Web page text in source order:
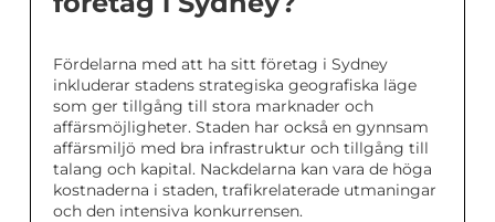
Fördelarna med att ha sitt företag i Sydney
inkluderar stadens strategiska geografiska läge
som ger tillgång till stora marknader och
affärsmöjligheter. Staden har också en gynnsam
affärsmiljö med bra infrastruktur och tillgång till
talang och kapital. Nackdelarna kan vara de höga
kostnaderna i staden, trafikrelaterade utmaningar
och den intensiva konkurrensen.